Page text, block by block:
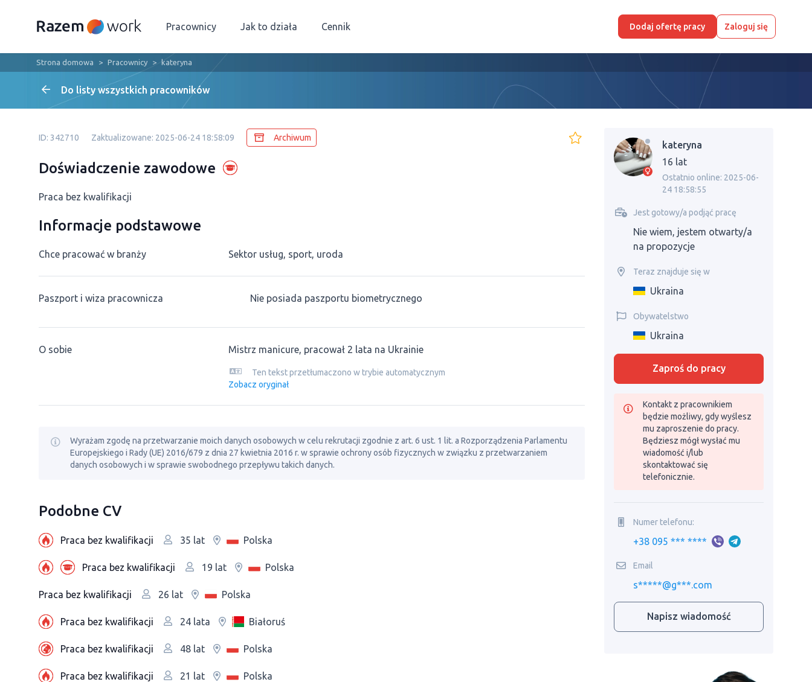
Pracownicy Jak to działa Cennik Dodaj ofertę pracy Zaloguj się
Strona domowa Pracownicy kateryna
Do listy wszystkich pracowników
ID: 342710 Zaktualizowane: 2025-06-24 18:58:09 Archiwum
Doświadczenie zawodowe
Praca bez kwalifikacji
Informacje podstawowe
Chce pracować w branży Sektor usług, sport, uroda
Paszport i wiza pracownicza Nie posiada paszportu biometrycznego
O sobie Mistrz manicure, pracował 2 lata na Ukrainie
Ten tekst przetłumaczono w trybie automatycznym
Zobacz oryginał
Wyrażam zgodę na przetwarzanie moich danych osobowych w celu rekrutacji zgodnie z art. 6 ust. 1 lit. a Rozporządzenia Parlamentu
Europejskiego i Rady (UE) 2016/679 z dnia 27 kwietnia 2016 r. w sprawie ochrony osób fizycznych w związku z przetwarzaniem
danych osobowych i w sprawie swobodnego przepływu takich danych.
Podobne CV
Praca bez kwalifikacji 35 lat Polska
Praca bez kwalifikacji 19 lat Polska
Praca bez kwalifikacji 26 lat Polska
Praca bez kwalifikacji 24 lata Białoruś
Praca bez kwalifikacji 48 lat Polska
Praca bez kwalifikacji 21 lat Polska
kateryna
16 lat
Ostatnio online: 2025-06-
24 18:58:55
Jest gotowy/a podjąć pracę
Nie wiem, jestem otwarty/a
na propozycje
Teraz znajduje się w
Ukraina
Obywatelstwo
Ukraina
Zaproś do pracy
Kontakt z pracownikiem
będzie możliwy, gdy wyślesz
mu zaproszenie do pracy.
Będziesz mógł wysłać mu
wiadomość i/lub
skontaktować się
telefonicznie.
Numer telefonu:
+38 095 *** ****
Email
s*****@g***.com
Napisz wiadomość